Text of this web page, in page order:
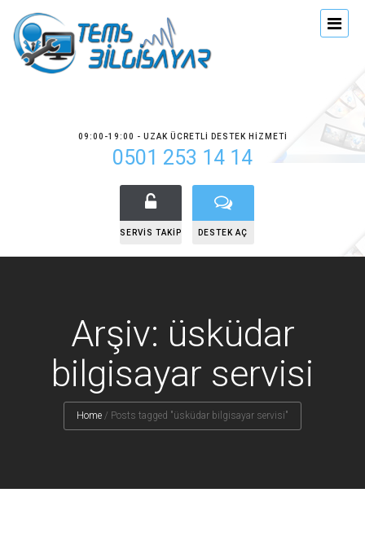
09:00-19:00 - UZAK ÜCRETLI DESTEK HIZMETI
0501 253 14 14
SERVIS TAKIP DESTEK AÇ
Arşiv: üsküdar
bilgisayar servisi
Home / Posts tagged "üsküdar bilgisayar servisi"